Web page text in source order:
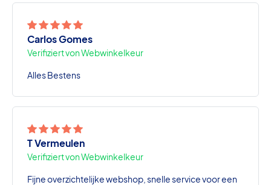
Carlos Gomes
Verifiziert von Webwinkelkeur
Alles Bestens
T Vermeulen
Verifiziert von Webwinkelkeur
Fijne overzichtelijke webshop, snelle service voor een